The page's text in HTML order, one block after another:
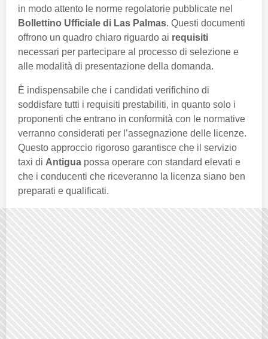
in modo attento le norme regolatorie pubblicate nel
Bollettino Ufficiale di Las Palmas. Questi documenti
offrono un quadro chiaro riguardo ai requisiti
necessari per partecipare al processo di selezione e
alle modalità di presentazione della domanda.
È indispensabile che i candidati verifichino di
soddisfare tutti i requisiti prestabiliti, in quanto solo i
proponenti che entrano in conformità con le normative
verranno considerati per l’assegnazione delle licenze.
Questo approccio rigoroso garantisce che il servizio
taxi di Antigua possa operare con standard elevati e
che i conducenti che riceveranno la licenza siano ben
preparati e qualificati.